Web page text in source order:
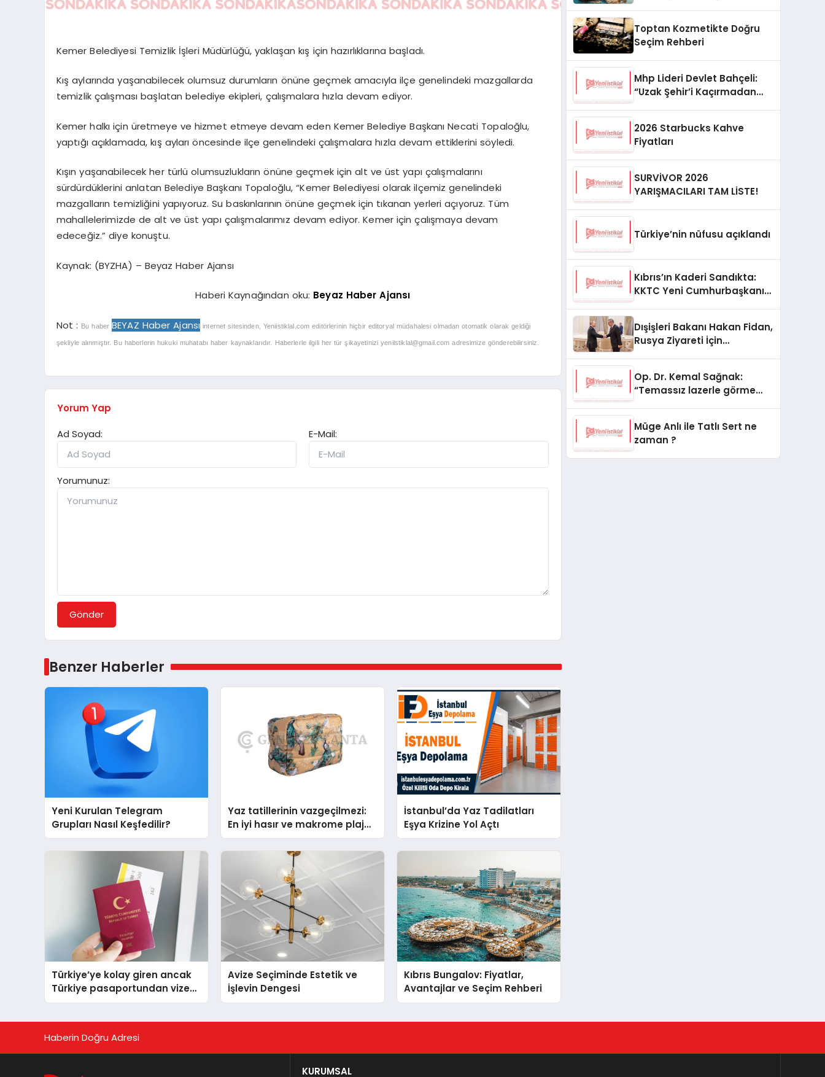
Kemer Belediyesi Temizlik İşleri Müdürlüğü, yaklaşan kış için hazırlıklarına başladı.
Kış aylarında yaşanabilecek olumsuz durumların önüne geçmek amacıyla ilçe genelindeki mazgallarda
temizlik çalışması başlatan belediye ekipleri, çalışmalara hızla devam ediyor.
Kemer halkı için üretmeye ve hizmet etmeye devam eden Kemer Belediye Başkanı Necati Topaloğlu,
yaptığı açıklamada, kış ayları öncesinde ilçe genelindeki çalışmalara hızla devam ettiklerini söyledi.
Kışın yaşanabilecek her türlü olumsuzlukların önüne geçmek için alt ve üst yapı çalışmalarını
sürdürdüklerini anlatan Belediye Başkanı Topaloğlu, “Kemer Belediyesi olarak ilçemiz genelindeki
mazgalların temizliğini yapıyoruz. Su baskınlarının önüne geçmek için tıkanan yerleri açıyoruz. Tüm
mahallelerimizde de alt ve üst yapı çalışmalarımız devam ediyor. Kemer için çalışmaya devam
edeceğiz.” diye konuştu.
Kaynak: (BYZHA) – Beyaz Haber Ajansı
Haberi Kaynağından oku: Beyaz Haber Ajansı
Not : Bu haber BEYAZ Haber Ajansı internet sitesinden, Yeniistiklal.com editörlerinin hiçbir editoryal müdahalesi olmadan otomatik olarak geldiği
şekliyle alınmıştır. Bu haberlerin hukuki muhatabı haber kaynaklarıdır. Haberlerle ilgili her tür şikayetiniziyeniistiklal@gmail.com adresimize gönderebilirsiniz.
Yorum Yap
Ad Soyad:
E-Mail:
Yorumunuz:
Gönder
Benzer Haberler
Yeni Kurulan Telegram
Grupları Nasıl Keşfedilir?
Yaz tatillerinin vazgeçilmezi:
En iyi hasır ve makrome plaj
çantası tavsiyeleri
İstanbul’da Yaz Tadilatları
Eşya Krizine Yol Açtı
Türkiye’ye kolay giren ancak
Türkiye pasaportundan vize
isteyen ülkeler hangileri?
Avize Seçiminde Estetik ve
İşlevin Dengesi
Kıbrıs Bungalov: Fiyatlar,
Avantajlar ve Seçim Rehberi
Toptan Kozmetikte Doğru
Seçim Rehberi
Mhp Lideri Devlet Bahçeli:
“Uzak Şehir’i Kaçırmadan
2026 Starbucks Kahve
Fiyatları
SURVİVOR 2026
YARIŞMACILARI TAM LİSTE!
Türkiye’nin nüfusu açıklandı
Kıbrıs’ın Kaderi Sandıkta:
KKTC Yeni Cumhurbaşkanını
Dışişleri Bakanı Hakan Fidan,
Rusya Ziyareti İçin
Op. Dr. Kemal Sağnak:
“Temassız lazerle görme
Müge Anlı ile Tatlı Sert ne
zaman ?
Haberin Doğru Adresi
KURUMSAL